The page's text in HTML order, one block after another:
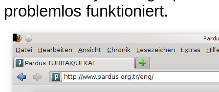
problemlos funktioniert.